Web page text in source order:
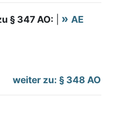
§ 347 AO:
AE
weiter zu: § 348 AO